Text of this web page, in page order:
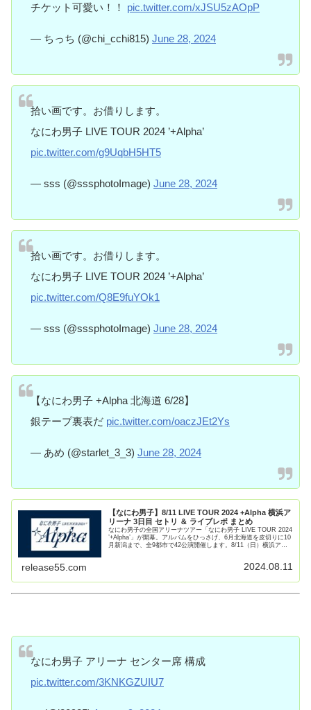
チケット可愛い！！ pic.twitter.com/xJSU5zAOpP
— ちっち (@chi_cchi815) June 28, 2024
拾い画です。お借りします。
なにわ男子 LIVE TOUR 2024 ’+Alpha’
pic.twitter.com/g9UqbH5HT5
— sss (@sssphotoImage) June 28, 2024
拾い画です。お借りします。
なにわ男子 LIVE TOUR 2024 ’+Alpha’
pic.twitter.com/Q8E9fuYOk1
— sss (@sssphotoImage) June 28, 2024
【なにわ男子 +Alpha 北海道 6/28】
銀テープ裏表だ pic.twitter.com/oaczJEt2Ys
— あめ (@starlet_3_3) June 28, 2024
【なにわ男子】8/11 LIVE TOUR 2024 +Alpha 横浜ア
リーナ 3日目 セトリ ＆ ライブレポ まとめ
なにわ男子の全国アリーナツアー「なにわ男子 LIVE TOUR 2024
’+Alpha’」が開幕。アルバムをひっさげ、6月北海道を皮切りに10
月新潟まで、全9都市で42公演開催します。8/11（日）横浜アリ
release55.com 2024.08.11
なにわ男子 アリーナ センター席 構成
pic.twitter.com/3KNKGZUIU7